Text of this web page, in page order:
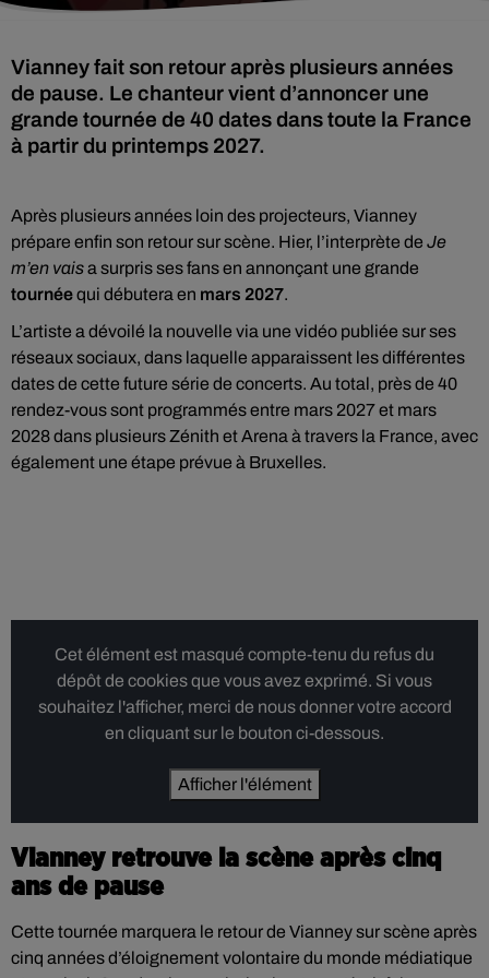
Vianney fait son retour après plusieurs années
de pause. Le chanteur vient d’annoncer une
grande tournée de 40 dates dans toute la France
à partir du printemps 2027.
Après plusieurs années loin des projecteurs, Vianney
prépare enfin son retour sur scène. Hier, l’interprète de Je
m’en vaisa surpris ses fans en annonçant une grande
tournéequi débutera en mars 2027.
L’artiste a dévoilé la nouvelle via une vidéo publiée sur ses
réseaux sociaux, dans laquelle apparaissent les différentes
dates de cette future série de concerts. Au total, près de 40
rendez-vous sont programmés entre mars 2027 et mars
2028 dans plusieurs Zénith et Arena à travers la France, avec
également une étape prévue à Bruxelles.
Cet élément est masqué compte-tenu du refus du
dépôt de cookies que vous avez exprimé. Si vous
souhaitez l'afficher, merci de nous donner votre accord
en cliquant sur le bouton ci-dessous.
Afficher l'élément
Vianney retrouve la scène après cinq
ans de pause
Cette tournée marquera le retour de Vianney sur scène après
cinq années d’éloignement volontaire du monde médiatique